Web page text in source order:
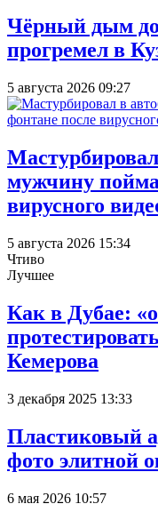
Чёрный дым
прогремел в
5 августа 2026 09:27
мужчину
вирусного
5 августа 2026 15:34
Чтиво
Лучшее
Как в Дубае:
Кемерова
3 декабря 2025 13:33
Пластиковый
фото элитной
6 мая 2026 10:57